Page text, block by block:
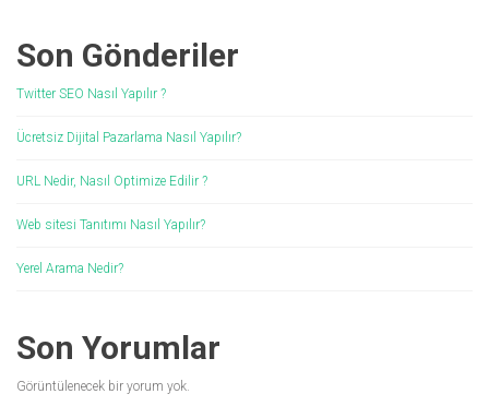
Son Gönderiler
Twitter SEO Nasıl Yapılır ?
Ücretsiz Dijital Pazarlama Nasıl Yapılır?
URL Nedir, Nasıl Optimize Edilir ?
Web sitesi Tanıtımı Nasıl Yapılır?
Yerel Arama Nedir?
Son Yorumlar
Görüntülenecek bir yorum yok.